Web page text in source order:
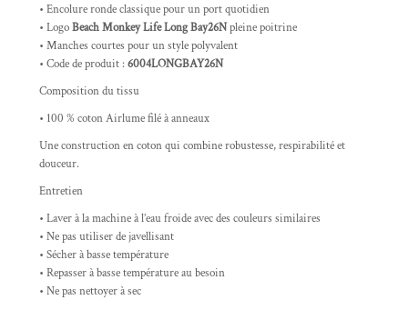
• Encolure ronde classique pour un port quotidien
• LogoBeach Monkey Life Long Bay26Npleine poitrine
• Manches courtes pour un style polyvalent
• Code de produit : 6004LONGBAY26N
Composition du tissu
• 100 % coton Airlume filé à anneaux
Une construction en coton qui combine robustesse, respirabilité et
douceur.
Entretien
• Laver à la machine à l’eau froide avec des couleurs similaires
• Ne pas utiliser de javellisant
• Sécher à basse température
• Repasser à basse température au besoin
• Ne pas nettoyer à sec